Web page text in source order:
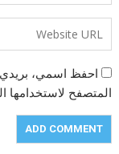
احفظ اسمي، بريدي
المتصفح لاستخدامها